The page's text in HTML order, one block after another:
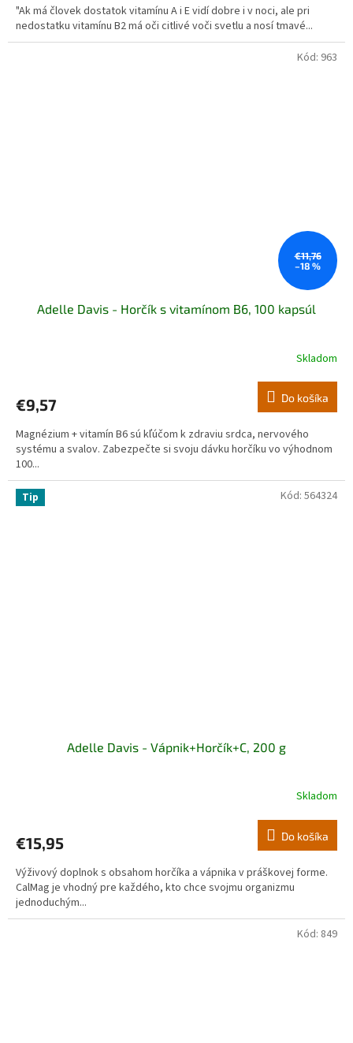
"Ak má človek dostatok vitamínu A i E vidí dobre i v noci, ale pri
nedostatku vitamínu B2 má oči citlivé voči svetlu a nosí tmavé...
€11,76
–18 %
Adelle Davis - Horčík s vitamínom B6, 100 kapsúl
Skladom
€9,57 Do košíka
Magnézium + vitamín B6 sú kľúčom k zdraviu srdca, nervového
systému a svalov. Zabezpečte si svoju dávku horčíku vo výhodnom
100...
Kód: 963
Tip
Adelle Davis - Vápnik+Horčík+C, 200 g
Skladom
€15,95 Do košíka
Výživový doplnok s obsahom horčíka a vápnika v práškovej forme.
CalMag je vhodný pre každého, kto chce svojmu organizmu
jednoduchým...
Kód: 564324
Kód: 849